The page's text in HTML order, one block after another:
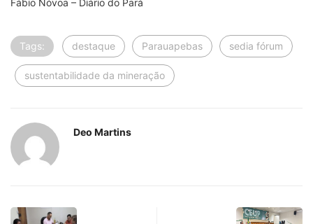
Tags: destaque Parauapebas sedia fórum
sustentabilidade da mineração
Deo Martins